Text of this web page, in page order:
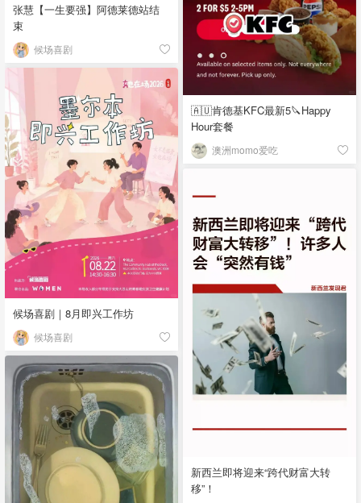
张慧【一生要强】阿德莱德站结
束
候场喜剧
🇦🇺肯德基KFC最新5🔪Happy
Hour套餐
澳洲momo爱吃
候场喜剧｜8月即兴工作坊
候场喜剧
新西兰即将迎来“跨代财富大转
移”！